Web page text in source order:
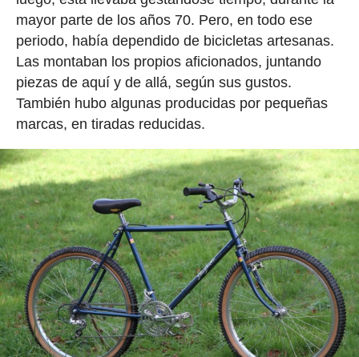
mayor parte de los años 70. Pero, en todo ese
periodo, había dependido de bicicletas artesanas.
Las montaban los propios aficionados, juntando
piezas de aquí y de allá, según sus gustos.
También hubo algunas producidas por pequeñas
marcas, en tiradas reducidas.